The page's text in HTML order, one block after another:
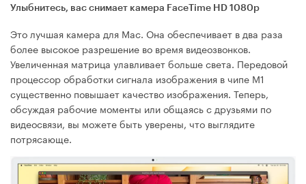
Улыбнитесь, вас снимает камера FaceTime HD 1080p
Это лучшая камера для Mac. Она обеспечивает в два раза
более высокое разрешение во время видеозвонков.
Увеличенная матрица улавливает больше света. Передовой
процессор обработки сигнала изображения в чипе M1
существенно повышает качество изображения. Теперь,
обсуждая рабочие моменты или общаясь с друзьями по
видеосвязи, вы можете быть уверены, что выглядите
потрясающе.